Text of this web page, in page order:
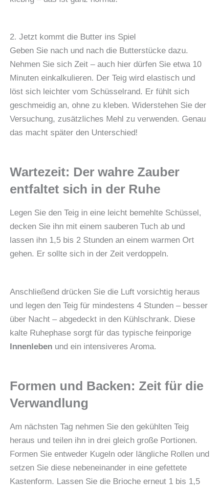
2. Jetzt kommt die Butter ins Spiel
Geben Sie nach und nach die Butterstücke dazu.
Nehmen Sie sich Zeit – auch hier dürfen Sie etwa 10
Minuten einkalkulieren. Der Teig wird elastisch und
löst sich leichter vom Schüsselrand. Er fühlt sich
geschmeidig an, ohne zu kleben. Widerstehen Sie der
Versuchung, zusätzliches Mehl zu verwenden. Genau
das macht später den Unterschied!
Wartezeit: Der wahre Zauber
entfaltet sich in der Ruhe
Legen Sie den Teig in eine leicht bemehlte Schüssel,
decken Sie ihn mit einem sauberen Tuch ab und
lassen ihn 1,5 bis 2 Stunden an einem warmen Ort
gehen. Er sollte sich in der Zeit verdoppeln.
Anschließend drücken Sie die Luft vorsichtig heraus
und legen den Teig für mindestens 4 Stunden – besser
über Nacht – abgedeckt in den Kühlschrank. Diese
kalte Ruhephase sorgt für das typische feinporige
Innenleben und ein intensiveres Aroma.
Formen und Backen: Zeit für die
Verwandlung
Am nächsten Tag nehmen Sie den gekühlten Teig
heraus und teilen ihn in drei gleich große Portionen.
Formen Sie entweder Kugeln oder längliche Rollen und
setzen Sie diese nebeneinander in eine gefettete
Kastenform. Lassen Sie die Brioche erneut 1 bis 1,5